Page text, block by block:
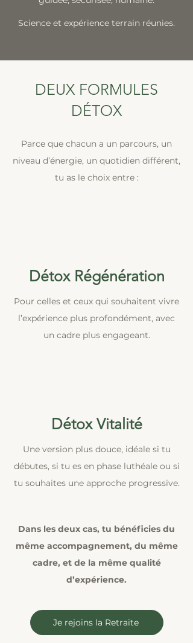
Science et expérience terrain réunies.
DEUX FORMULES
DÉTOX
Parce que chacun a un parcours, un
niveau d’énergie, un quotidien différent,
tu as le choix entre :
Détox Régénération
Pour celles et ceux qui souhaitent vivre
l’expérience plus profondément, avec
un cadre plus engageant.
Détox Vitalité
Une version plus douce, idéale si tu
débutes, si tu es en phase luthéale ou si
tu souhaites une approche progressive.
Dans les deux cas, tu bénéficies du
même accompagnement, du même
cadre, et de la même qualité
d’expérience.
Je rejoins la Retraite